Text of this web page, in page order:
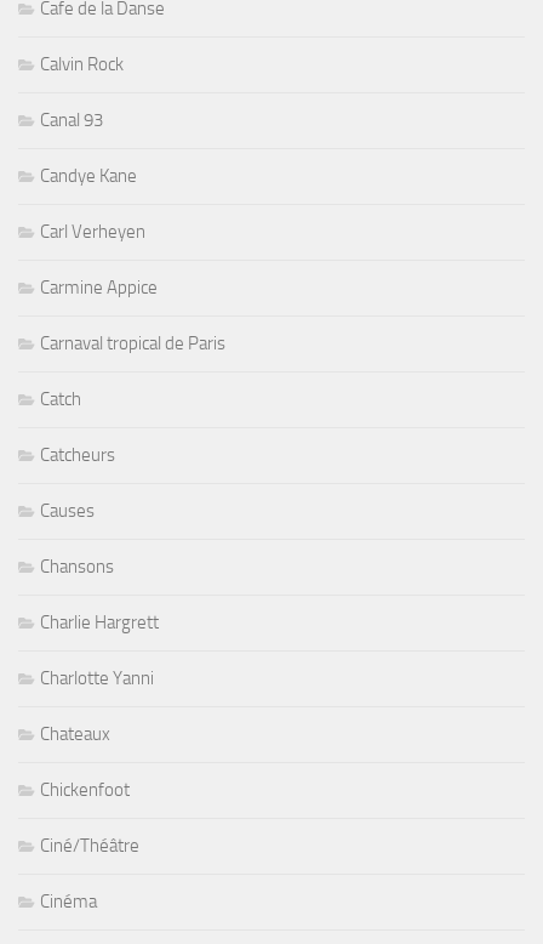
Cafe de la Danse
Calvin Rock
Canal 93
Candye Kane
Carl Verheyen
Carmine Appice
Carnaval tropical de Paris
Catch
Catcheurs
Causes
Chansons
Charlie Hargrett
Charlotte Yanni
Chateaux
Chickenfoot
Ciné/Théâtre
Cinéma